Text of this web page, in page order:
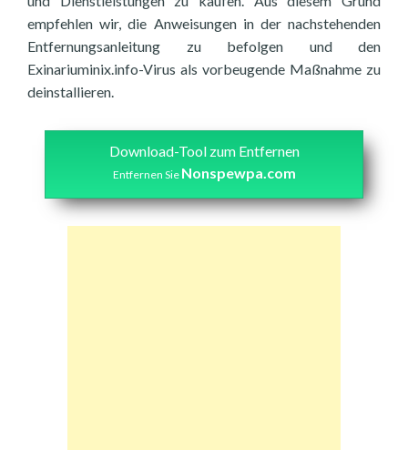
empfehlen wir, die Anweisungen in der nachstehenden
Entfernungsanleitung zu befolgen und den
Exinariuminix.info-Virus als vorbeugende Maßnahme zu
deinstallieren.
Download-Tool zum Entfernen
Entfernen Sie Nonspewpa.com